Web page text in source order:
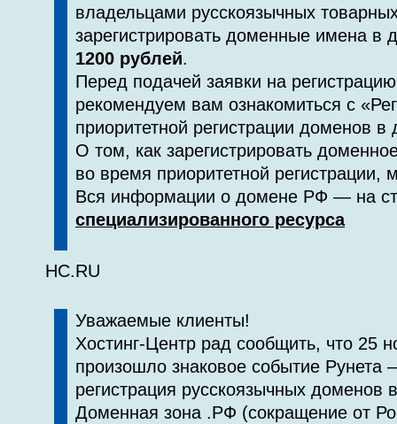
владельцами русскоязычных
зарегистрировать доменные имена
1200 рублей.
Перед подачей заявки на
рекомендуем вам ознакомиться с
приоритетной регистрации доменов
О том, как зарегистрировать
во время приоритетной регистрации,
Вся информации о домене РФ — на
специализированного ресурса
HC.RU
Уважаемые клиенты!
Хостинг-Центр рад сообщить, что 25
произошло знаковое событие Рунета
регистрация русскоязычных доменов
Доменная зона .РФ (сокращение от